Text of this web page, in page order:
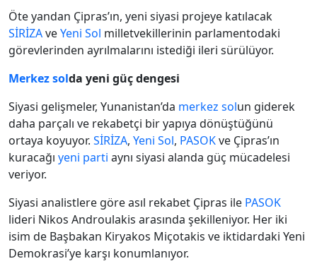
Öte yandan Çipras’ın, yeni siyasi projeye katılacak
SİRİZAveYeni Sol milletvekillerinin parlamentodaki
görevlerinden ayrılmalarını istediği ileri sürülüyor.
Merkez solda yeni güç dengesi
Siyasi gelişmeler, Yunanistan’da merkez solun giderek
daha parçalı ve rekabetçi bir yapıya dönüştüğünü
ortaya koyuyor. SİRİZA, Yeni Sol, PASOKve Çipras’ın
kuracağı yeni parti aynı siyasi alanda güç mücadelesi
veriyor.
Siyasi analistlere göre asıl rekabet Çipras ile PASOK
lideri Nikos Androulakis arasında şekilleniyor. Her iki
isim de Başbakan Kiryakos Miçotakis ve iktidardaki Yeni
Demokrasi’ye karşı konumlanıyor.